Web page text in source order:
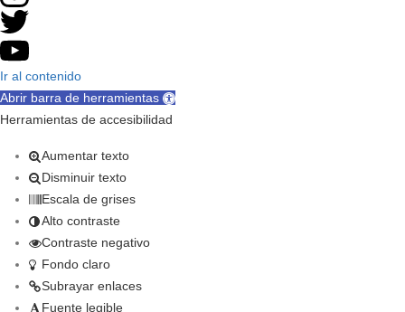
Ir al contenido
Abrir barra de herramientas
Herramientas de accesibilidad
Aumentar texto
Disminuir texto
Escala de grises
Alto contraste
Contraste negativo
Fondo claro
Subrayar enlaces
Fuente legible